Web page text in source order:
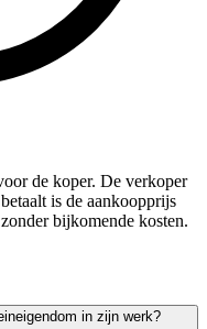
de koper. De verkoper
is de aankoopprijs
bijkomende kosten.
in zijn werk?